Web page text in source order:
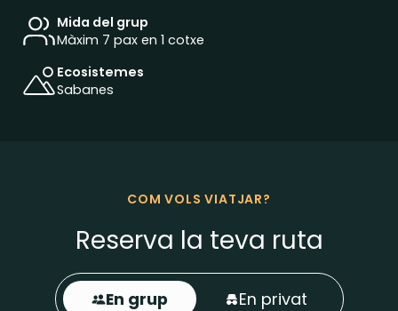
Mida del grup
Màxim 7 pax en 1 cotxe
Ecosistemes
Sabanes
COM VOLS VIATJAR?
Reserva la teva ruta
En grup En privat